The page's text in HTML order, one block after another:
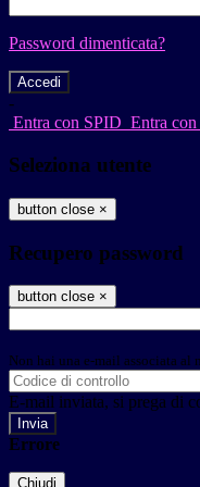
Password dimenticata?
-
Entra con SPID Entra
Seleziona utente
button close ×
Recupero password
button close ×
Non hai una e-mail associata al
E-mail inviata, si prega di
Errore
Chiudi